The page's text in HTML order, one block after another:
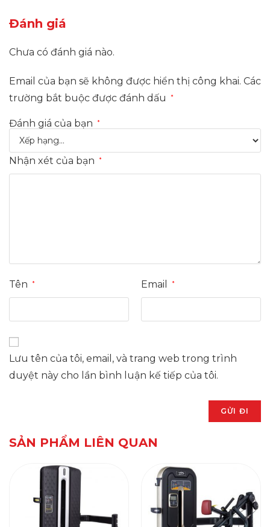
Đánh giá
Chưa có đánh giá nào.
Email của bạn sẽ không được hiển thị công khai. Các
trường bắt buộc được đánh dấu
*
Đánh giá của bạn *
Nhận xét của bạn *
Tên * Email *
Lưu tên của tôi, email, và trang web trong trình
duyệt này cho lần bình luận kế tiếp của tôi.
SẢN PHẨM LIÊN QUAN